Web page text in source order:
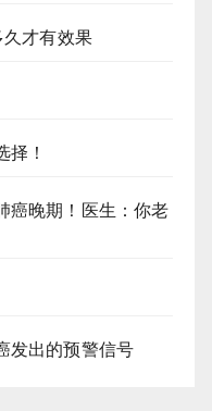
才有效果
择！
癌晚期！医生：你老
发出的预警信号